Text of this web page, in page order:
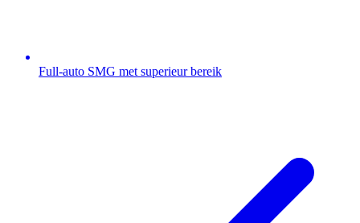
Full-auto SMG met superieur bereik